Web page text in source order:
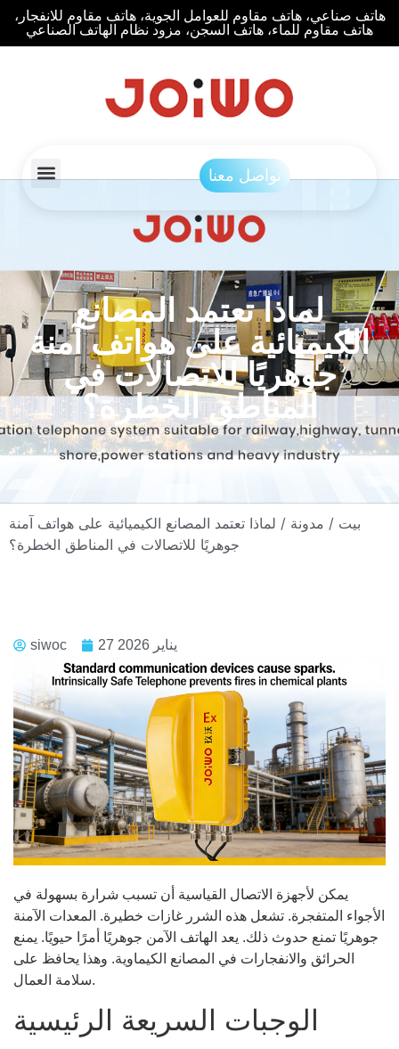
هاتف صناعي، هاتف مقاوم للعوامل الجوية، هاتف مقاوم للانفجار،
هاتف مقاوم للماء، هاتف السجن، مزود نظام الهاتف الصناعي
تواصل معنا
لماذا تعتمد المصانع
الكيميائية على هواتف آمنة
جوهريًا للاتصالات في
المناطق الخطرة؟
بيت / مدونة / لماذا تعتمد المصانع الكيميائية على هواتف آمنة
siwoc
يمكن لأجهزة الاتصال القياسية أن تسبب شرارة بسهولة في
الأجواء المتفجرة. تشعل هذه الشرر غازات خطيرة. المعدات الآمنة
جوهريًا تمنع حدوث ذلك. يعد الهاتف الآمن جوهريًا أمرًا حيويًا. يمنع
الحرائق والانفجارات في المصانع الكيماوية. وهذا يحافظ على
سلامة العمال.
الوجبات السريعة الرئيسية